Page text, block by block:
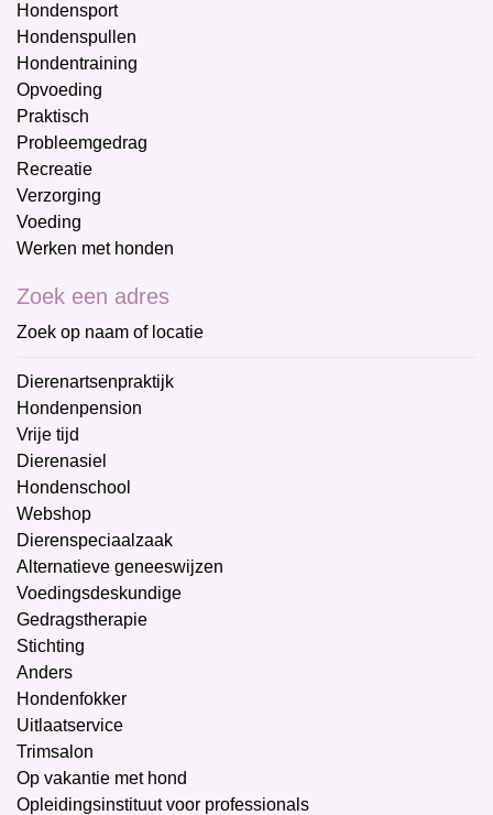
Hondensport
Hondenspullen
Hondentraining
Opvoeding
Praktisch
Probleemgedrag
Recreatie
Verzorging
Voeding
Werken met honden
Zoek een adres
Zoek op naam of locatie
Dierenartsenpraktijk
Hondenpension
Vrije tijd
Dierenasiel
Hondenschool
Webshop
Dierenspeciaalzaak
Alternatieve geneeswijzen
Voedingsdeskundige
Gedragstherapie
Stichting
Anders
Hondenfokker
Uitlaatservice
Trimsalon
Op vakantie met hond
Opleidingsinstituut voor professionals